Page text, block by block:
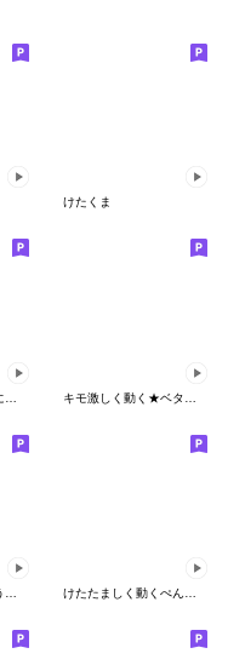
けたくま